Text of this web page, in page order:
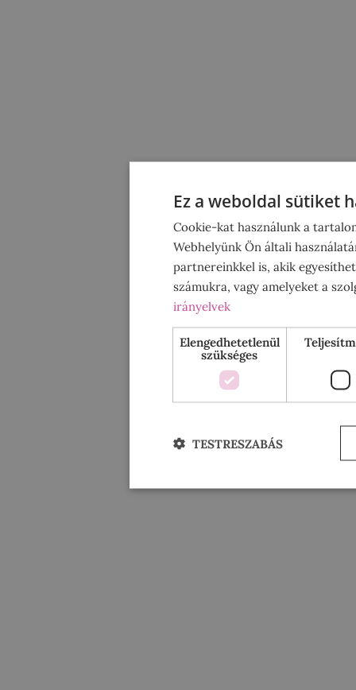
Ez a weboldal sütiket
Cookie-kat használunk a
Webhelyünk Ön általi
partnereinkkel is, akik
számukra, vagy amelyeket a
irányelvek
Elengedhetetlenül
szükséges
TESTRESZABÁS